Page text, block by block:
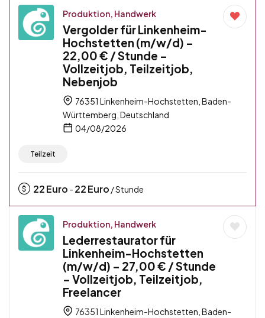
Produktion, Handwerk
Vergolder für Linkenheim-
Hochstetten (m/w/d) –
22,00 € / Stunde –
Vollzeitjob, Teilzeitjob,
Nebenjob
76351 Linkenheim-Hochstetten, Baden-
Württemberg, Deutschland
04/08/2026
Teilzeit
22Euro - 22Euro / Stunde
Produktion, Handwerk
Lederrestaurator für
Linkenheim-Hochstetten
(m/w/d) – 27,00 € / Stunde
– Vollzeitjob, Teilzeitjob,
Freelancer
76351 Linkenheim-Hochstetten, Baden-